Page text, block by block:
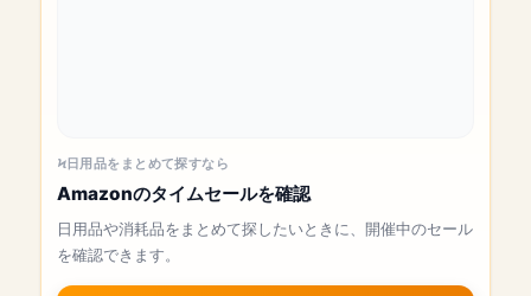
日用品をまとめて探すなら
Amazonのタイムセールを確認
日用品や消耗品をまとめて探したいときに、開催中のセール
を確認できます。